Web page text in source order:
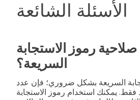
الأسئلة الشائعة
رموز الاستجابة
السريعة؟
السريعة بشكل ضروري؛ فإن عدد
يمكنك استخدام رموز الاستجابة